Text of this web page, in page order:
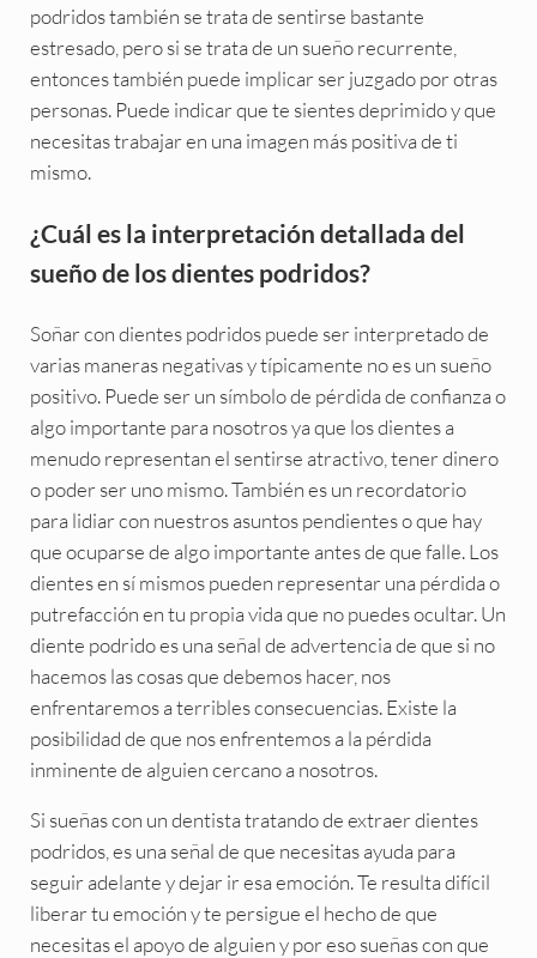
podridos también se trata de sentirse bastante
estresado, pero si se trata de un sueño recurrente,
entonces también puede implicar ser juzgado por otras
personas. Puede indicar que te sientes deprimido y que
necesitas trabajar en una imagen más positiva de ti
mismo.
¿Cuál es la interpretación detallada del
sueño de los dientes podridos?
Soñar con dientes podridos puede ser interpretado de
varias maneras negativas y típicamente no es un sueño
positivo. Puede ser un símbolo de pérdida de confianza o
algo importante para nosotros ya que los dientes a
menudo representan el sentirse atractivo, tener dinero
o poder ser uno mismo. También es un recordatorio
para lidiar con nuestros asuntos pendientes o que hay
que ocuparse de algo importante antes de que falle. Los
dientes en sí mismos pueden representar una pérdida o
putrefacción en tu propia vida que no puedes ocultar. Un
diente podrido es una señal de advertencia de que si no
hacemos las cosas que debemos hacer, nos
enfrentaremos a terribles consecuencias. Existe la
posibilidad de que nos enfrentemos a la pérdida
inminente de alguien cercano a nosotros.
Si sueñas con un dentista tratando de extraer dientes
podridos, es una señal de que necesitas ayuda para
seguir adelante y dejar ir esa emoción. Te resulta difícil
liberar tu emoción y te persigue el hecho de que
necesitas el apoyo de alguien y por eso sueñas con que